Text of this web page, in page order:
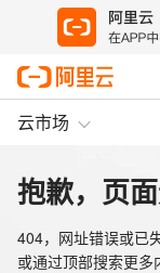
云市场
抱歉，页
404，网址错误或已
或通过顶部搜索更多